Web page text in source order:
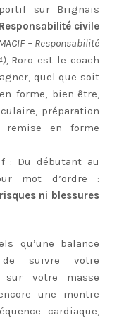
sur Brignais
civile
– Responsabilité
Roro est le coach
quel que soit
forme, bien-être,
préparation
remise en forme
: Du débutant au
mot d’ordre :
ni blessures
qu’une balance
de suivre votre
sur votre masse
une montre
cardiaque,